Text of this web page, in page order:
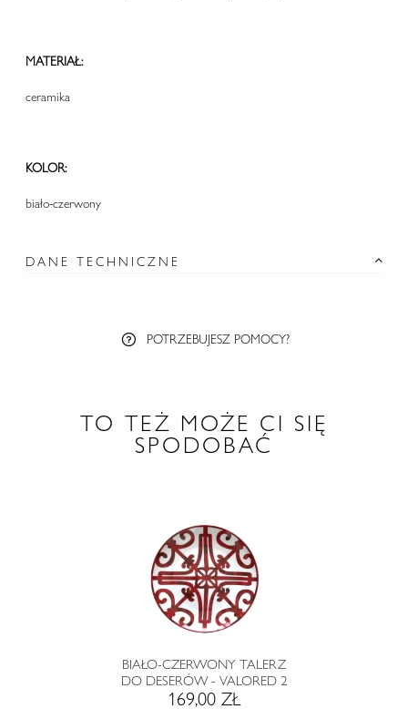
MATERIAŁ:
ceramika
KOLOR:
biało-czerwony
DANE TECHNICZNE
POTRZEBUJESZ POMOCY?
TO TEŻ MOŻE CI SIĘ
SPODOBAĆ
BIAŁO-CZERWONY TALERZ
DO DESERÓW - VALORED 2
169,00 ZŁ